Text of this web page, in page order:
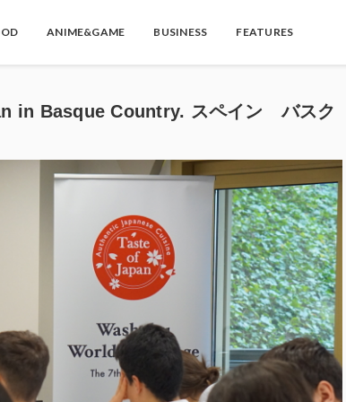
ANIME&GAME BUSINESS FEATURES
in Basque Country. スペイン バスク